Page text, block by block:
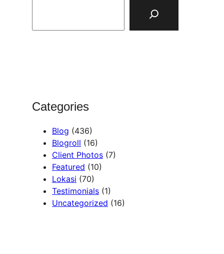
Categories
Blog (436)
Blogroll (16)
Client Photos (7)
Featured (10)
Lokasi (70)
Testimonials (1)
Uncategorized (16)